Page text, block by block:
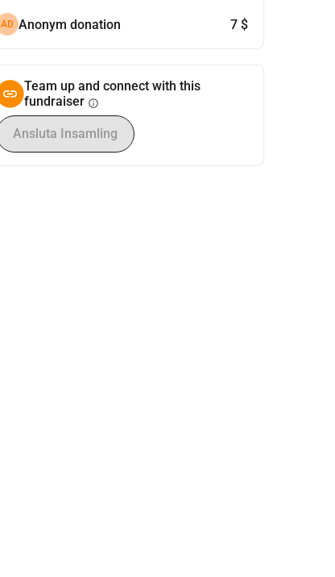
AD Anonym donation 7 $
Team up and connect with this
fundraiser info
Ansluta Insamling